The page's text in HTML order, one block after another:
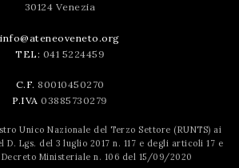
30124 Venezia
info@ateneoveneto.org
TEL: 041 5224459
C.F. 80010450270
P.IVA 03885730279
Unico Nazionale del Terzo Settore (RUNTS) ai
D. Lgs. del 3 luglio 2017 n. 117 e degli articoli 17 e
Decreto Ministeriale n. 106 del 15/09/2020